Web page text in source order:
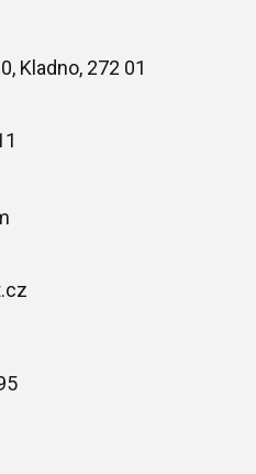
Kladno, 272 01